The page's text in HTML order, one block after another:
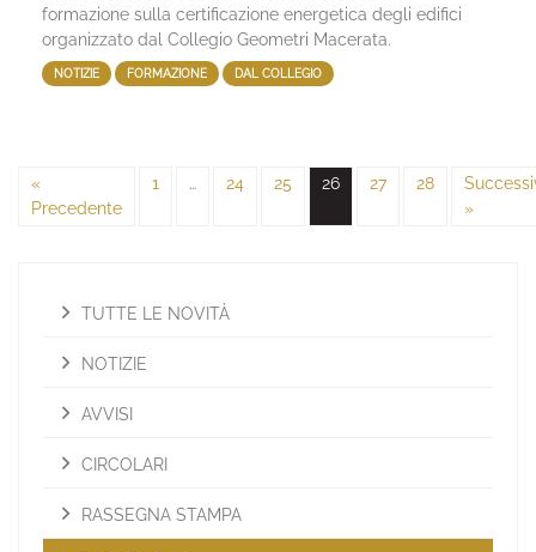
formazione sulla certificazione energetica degli edifici
organizzato dal Collegio Geometri Macerata.
NOTIZIE FORMAZIONE DAL COLLEGIO
«
Precedente
1 … 24 25 26 27 28
»
TUTTE LE NOVITÀ
NOTIZIE
AVVISI
CIRCOLARI
RASSEGNA STAMPA